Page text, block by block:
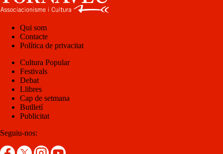
Qui som
Contacte
Política de privacitat
Cultura Popular
Festivals
Debat
Llibres
Cap de setmana
Butlletí
Publicitat
Seguiu-nos: